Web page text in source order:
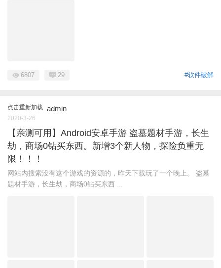
#软件破解
6807 29
点击重新加载 admin
2020-3-26
【亲测可用】Android安卓手游 盗墓题材手游，长生
劫，商场0钻买东西。新增3个新人物，探险负重无
限！！！
网站内搜索没有这个游戏的资源的，昨天下载玩了一个晚上。 盗墓
题材手游，长生劫，商场0钻买东西 ...